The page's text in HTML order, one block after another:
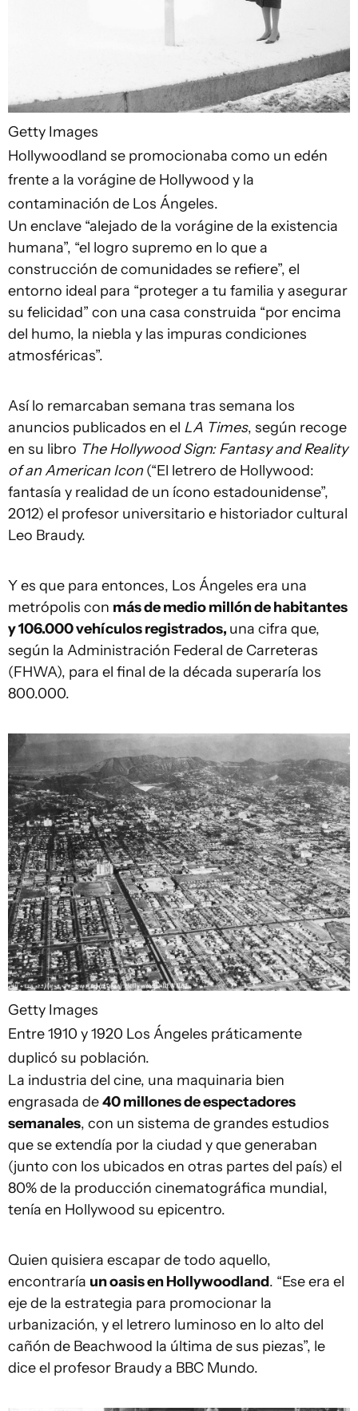
Getty Images
Hollywoodland se promocionaba como un edén
frente a la vorágine de Hollywood y la
contaminación de Los Ángeles.
Un enclave “alejado de la vorágine de la existencia
humana”, “el logro supremo en lo que a
construcción de comunidades se refiere”, el
entorno ideal para “proteger a tu familia y asegurar
su felicidad” con una casa construida “por encima
del humo, la niebla y las impuras condiciones
atmosféricas”.
Así lo remarcaban semana tras semana los
anuncios publicados en el LA Times, según recoge
en su libro The Hollywood Sign: Fantasy and Reality
of an American Icon(“El letrero de Hollywood:
fantasía y realidad de un ícono estadounidense”,
2012) el profesor universitario e historiador cultural
Leo Braudy.
Y es que para entonces, Los Ángeles era una
metrópolis con más de medio millón de habitantes
y 106.000 vehículos registrados, una cifra que,
según la Administración Federal de Carreteras
(FHWA), para el final de la década superaría los
800.000.
Getty Images
Entre 1910 y 1920 Los Ángeles práticamente
duplicó su población.
La industria del cine, una maquinaria bien
engrasada de40 millones de espectadores
semanales, con un sistema de grandes estudios
que se extendía por la ciudad y que generaban
(junto con los ubicados en otras partes del país) el
80% de la producción cinematográfica mundial,
tenía en Hollywood su epicentro.
Quien quisiera escapar de todo aquello,
encontraría un oasis en Hollywoodland. “Ese era el
eje de la estrategia para promocionar la
urbanización, y el letrero luminoso en lo alto del
cañón de Beachwood la última de sus piezas”, le
dice el profesor Braudy a BBC Mundo.